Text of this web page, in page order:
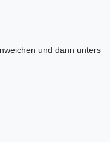
und dann unters